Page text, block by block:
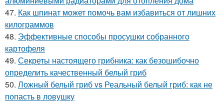
47. Как шпинат может помочь вам избавиться от лишних
килограммов
48. Эффективные способы просушки собранного
картофеля
49. Секреты настоящего грибника: как безошибочно
определить качественный белый гриб
50. Ложный белый гриб vs Реальный белый гриб: как не
попасть в ловушку